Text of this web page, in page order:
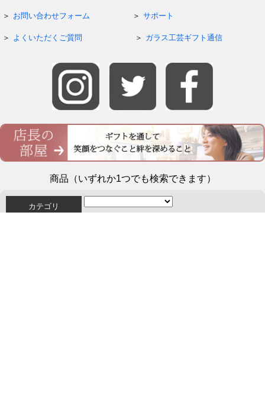
お問い合わせフォーム サポート
よくいただくご質問 ガラス工芸ギフト通信
商品（いずれか1つでも検索できます）
カテゴリ